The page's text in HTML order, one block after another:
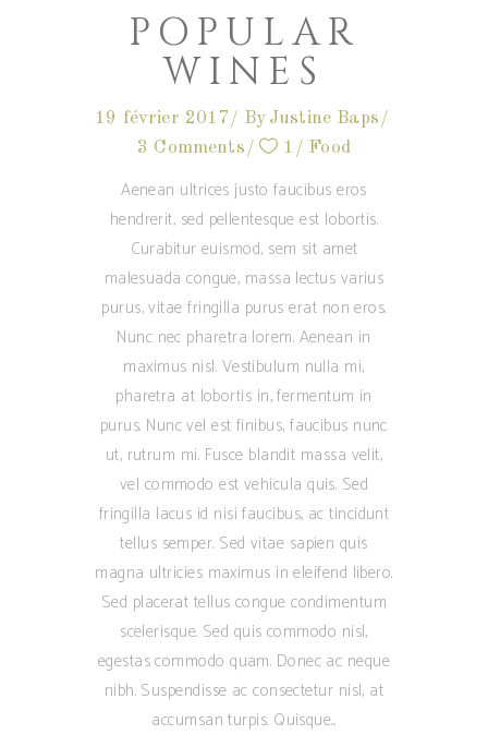
POPULAR
WINES
19 février 2017 By Justine Baps
3 Comments
1 Food
Aenean ultrices justo faucibus eros
hendrerit, sed pellentesque est lobortis.
Curabitur euismod, sem sit amet
malesuada congue, massa lectus varius
purus, vitae fringilla purus erat non eros.
Nunc nec pharetra lorem. Aenean in
maximus nisl. Vestibulum nulla mi,
pharetra at lobortis in, fermentum in
purus. Nunc vel est finibus, faucibus nunc
ut, rutrum mi. Fusce blandit massa velit,
vel commodo est vehicula quis. Sed
fringilla lacus id nisi faucibus, ac tincidunt
tellus semper. Sed vitae sapien quis
magna ultricies maximus in eleifend libero.
Sed placerat tellus congue condimentum
scelerisque. Sed quis commodo nisl,
egestas commodo quam. Donec ac neque
nibh. Suspendisse ac consectetur nisl, at
accumsan turpis. Quisque